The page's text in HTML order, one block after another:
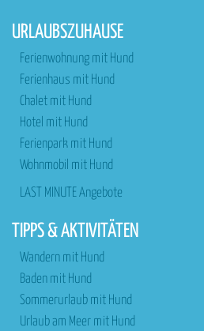
URLAUBSZUHAUSE
Ferienwohnung mit Hund
Ferienhaus mit Hund
Chalet mit Hund
Hotel mit Hund
Ferienpark mit Hund
Wohnmobil mit Hund
LAST MINUTE Angebote
TIPPS & AKTIVITÄTEN
Wandern mit Hund
Baden mit Hund
Sommerurlaub mit Hund
Urlaub am Meer mit Hund